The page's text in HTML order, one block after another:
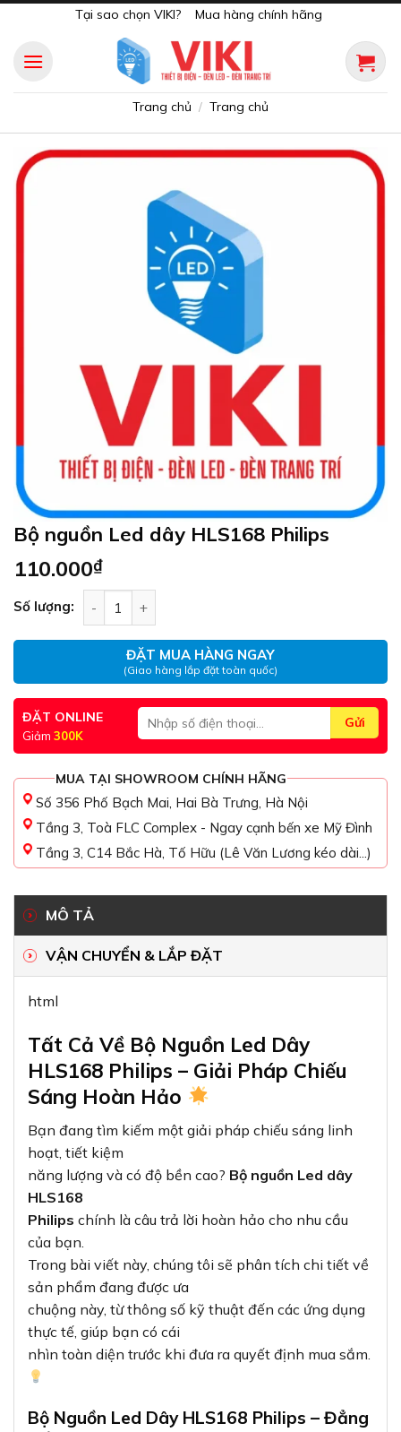
content
Tại sao chọn VIKI? Mua hàng chính hãng
Trang chủ / Trang chủ
Bộ nguồn Led dây HLS168 Philips
110.000₫
Số lượng:
ĐẶT MUA HÀNG NGAY
(Giao hàng lắp đặt toàn quốc)
ĐẶT ONLINE
Giảm 300K
MUA TẠI SHOWROOM CHÍNH HÃNG
Số 356 Phố Bạch Mai, Hai Bà Trưng, Hà Nội
Tầng 3, Toà FLC Complex - Ngay cạnh bến xe Mỹ Đình
Tầng 3, C14 Bắc Hà, Tố Hữu (Lê Văn Lương kéo dài...)
MÔ TẢ
VẬN CHUYỂN & LẮP ĐẶT
html
Tất Cả Về Bộ Nguồn Led Dây
HLS168 Philips – Giải Pháp Chiếu
Sáng Hoàn Hảo
Bạn đang tìm kiếm một giải pháp chiếu sáng linh
hoạt, tiết kiệm
năng lượng và có độ bền cao? Bộ nguồn Led dây
HLS168
Philips chính là câu trả lời hoàn hảo cho nhu cầu
của bạn.
Trong bài viết này, chúng tôi sẽ phân tích chi tiết về
sản phẩm đang được ưa
chuộng này, từ thông số kỹ thuật đến các ứng dụng
thực tế, giúp bạn có cái
nhìn toàn diện trước khi đưa ra quyết định mua sắm.
Bộ Nguồn Led Dây HLS168 Philips – Đẳng